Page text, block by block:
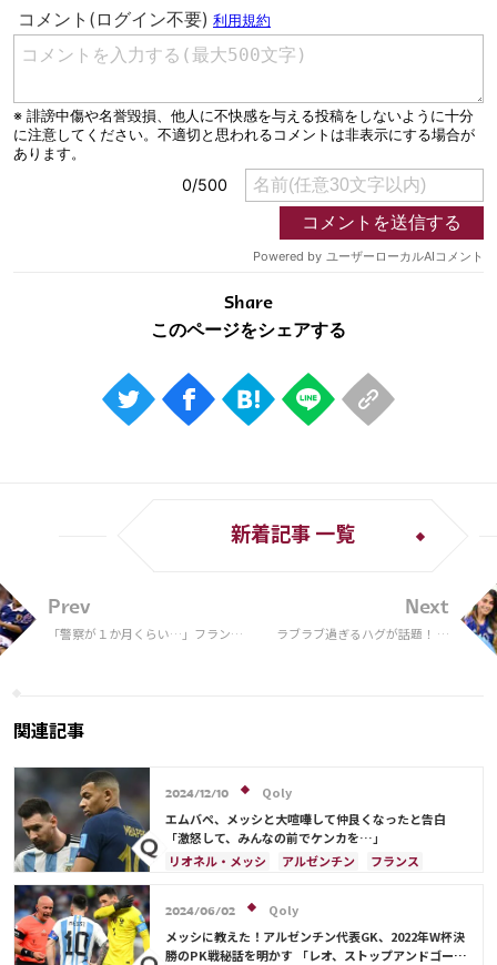
Share
Prev
「警察が１か月くらい…」フランス
新着記事 一覧
Next
ラブラブ過ぎるハグが話題！ 妻
関連記事
2024/12/10
Qoly
エムバペ、メッシと大喧嘩して仲良くなったと告白
「激怒して、みんなの前でケンカを…」
リオネル・メッシ
アルゼンチン フランス
2024/06/02
Qoly
メッシに教えた！アルゼンチン代表GK、2022年W杯決
勝のPK戦秘話を明かす 「レオ、ストップアンドゴー